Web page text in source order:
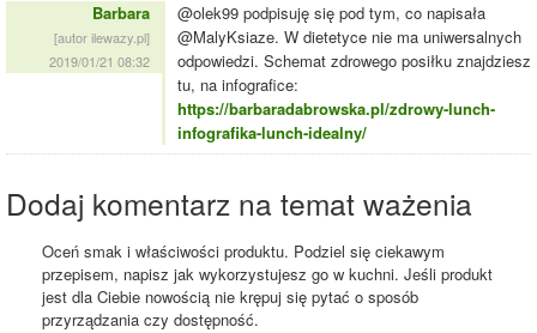
Barbara
[autor ilewazy.pl]
2019/01/21 08:32
@olek99 podpisuję się pod tym, co napisała
@MalyKsiaze. W dietetyce nie ma uniwersalnych
odpowiedzi. Schemat zdrowego posiłku znajdziesz
tu, na infografice:
https://barbaradabrowska.pl/zdrowy-lunch-
infografika-lunch-idealny/
Dodaj komentarz na temat ważenia
Oceń smak i właściwości produktu. Podziel się ciekawym
przepisem, napisz jak wykorzystujesz go w kuchni. Jeśli produkt
jest dla Ciebie nowością nie krępuj się pytać o sposób
przyrządzania czy dostępność.